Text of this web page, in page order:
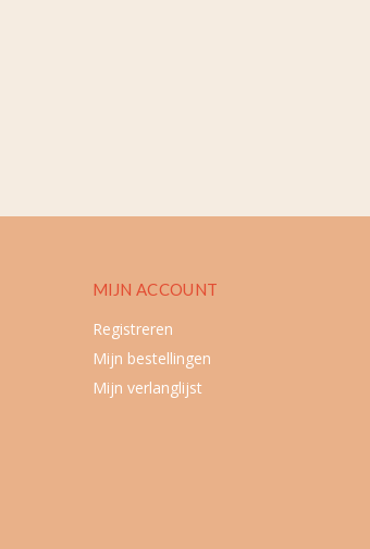
MIJN ACCOUNT
Registreren
Mijn bestellingen
Mijn verlanglijst